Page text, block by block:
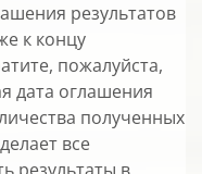
результатов
к концу
пожалуйста,
дата оглашения
полученных
все